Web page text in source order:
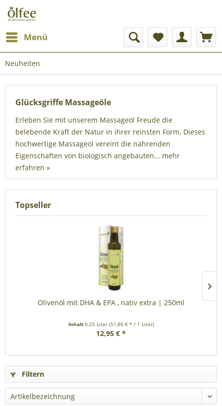
Menü
Neuheiten
Glücksgriffe Massageöle
Erleben Sie mit unserem Massageöl Freude die
belebende Kraft der Natur in ihrer reinsten Form. Dieses
hochwertige Massageöl vereint die nährenden
Eigenschaften von biologisch angebauten... mehr
erfahren »
Topseller
Olivenöl mit DHA & EPA , nativ extra | 250ml
Inhalt 0.25 Liter (51,80 € * / 1 Liter)
12,95 € *
Filtern